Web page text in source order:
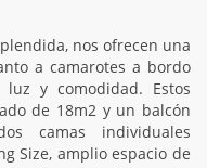
nos ofrecen una
a camarotes a bordo
y comodidad. Estos
de 18m2 y un balcón
camas individuales
Size, amplio espacio de